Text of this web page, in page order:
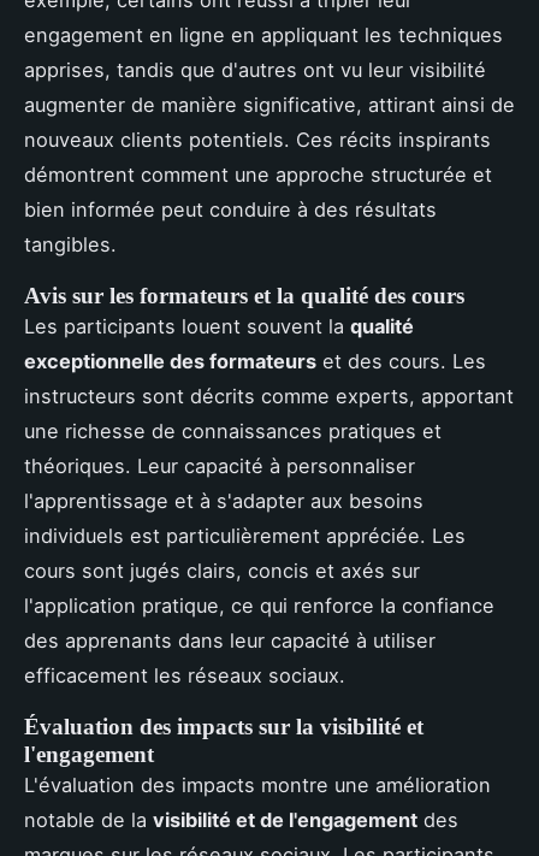
engagement en ligne en appliquant les techniques
apprises, tandis que d'autres ont vu leur visibilité
augmenter de manière significative, attirant ainsi de
nouveaux clients potentiels. Ces récits inspirants
démontrent comment une approche structurée et
bien informée peut conduire à des résultats
tangibles.
Avis sur les formateurs et la qualité des cours
Les participants louent souvent la qualité
exceptionnelle des formateurs et des cours. Les
instructeurs sont décrits comme experts, apportant
une richesse de connaissances pratiques et
théoriques. Leur capacité à personnaliser
l'apprentissage et à s'adapter aux besoins
individuels est particulièrement appréciée. Les
cours sont jugés clairs, concis et axés sur
l'application pratique, ce qui renforce la confiance
des apprenants dans leur capacité à utiliser
efficacement les réseaux sociaux.
Évaluation des impacts sur la visibilité et
l'engagement
L'évaluation des impacts montre une amélioration
notable de la visibilité et de l'engagement des